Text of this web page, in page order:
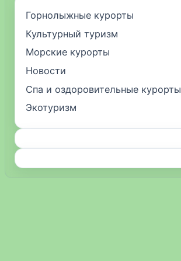
Горнолыжные курорты
Культурный туризм
Морские курорты
Новости
Спа и оздоровительные курорты
Экотуризм